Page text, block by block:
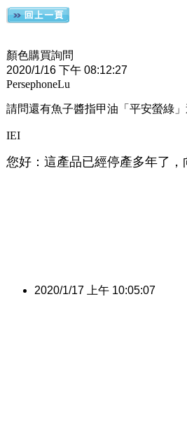
顏色購買詢問
2020/1/16 下午 08:12:27
PersephoneLu
請問還有魚子醬指甲油「平安螢綠
IEI
您好：這產品已經停產多年了，
2020/1/17 上午 10:05:07